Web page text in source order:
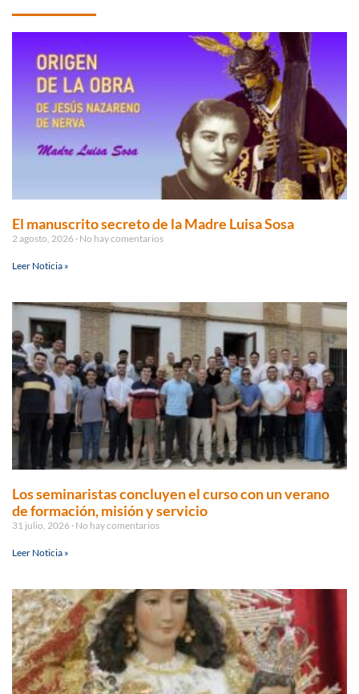
El manuscrito secreto de la Madre Luisa Sosa
2 agosto, 2026 No hay comentarios
Leer Noticia »
Los seminaristas concluyen el curso con un verano
de formación, misión y servicio
31 julio, 2026 No hay comentarios
Leer Noticia »